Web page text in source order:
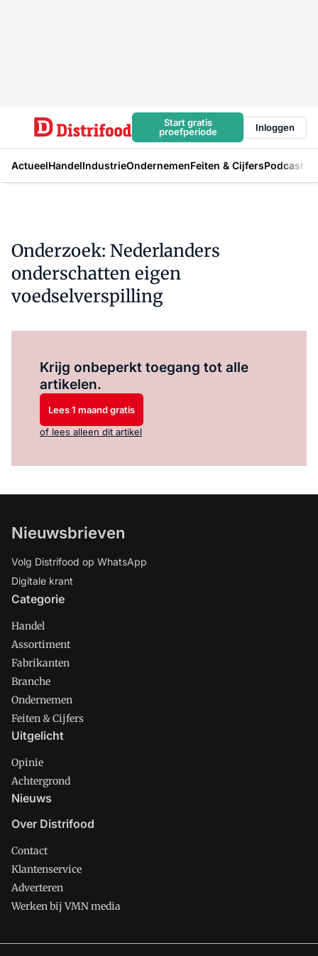
Start gratis
proefperiode
Inloggen
ActueelHandelIndustrieOndernemenFeiten & CijfersPodcast
Onderzoek: Nederlanders
onderschatten eigen
voedselverspilling
Krijg onbeperkt toegang tot alle
artikelen.
Lees 1 maand gratis
of lees alleen dit artikel
Nieuwsbrieven
Volg Distrifood op WhatsApp
Digitale krant
Categorie
Handel
Assortiment
Fabrikanten
Branche
Ondernemen
Feiten & Cijfers
Uitgelicht
Opinie
Achtergrond
Nieuws
Over Distrifood
Contact
Klantenservice
Adverteren
Werken bij VMN media